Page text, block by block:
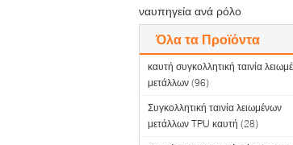
ναυπηγεία ανά ρόλο
Όλα τα Προϊόντα
καυτή συγκολλητική ταινία
μετάλλων (96)
Συγκολλητική ταινία λειωμένων
μετάλλων TPU καυτή (28)